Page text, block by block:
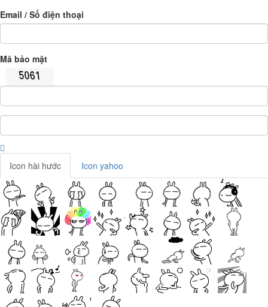
Email / Số điện thoại
Mã bảo mật
Icon hài hước Icon yahoo